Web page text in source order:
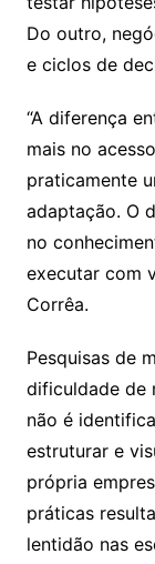
Do outro,
e ciclos de
“A diferença
mais no
praticamente
adaptação. O
no
executar com
Corrêa.
Pesquisas de
dificuldade de
não é
estruturar e
própria
práticas
lentidão nas